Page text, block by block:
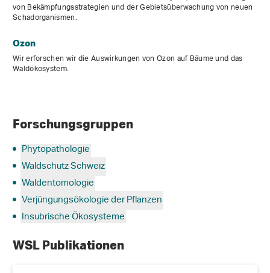
von Bekämpfungsstrategien und der Gebietsüberwachung von neuen
Schadorganismen.
Ozon
Wir erforschen wir die Auswirkungen von Ozon auf Bäume und das
Waldökosystem.
Forschungsgruppen
Phytopathologie
Waldschutz Schweiz
Waldentomologie
Verjüngungsökologie der Pflanzen
Insubrische Ökosysteme
WSL Publikationen